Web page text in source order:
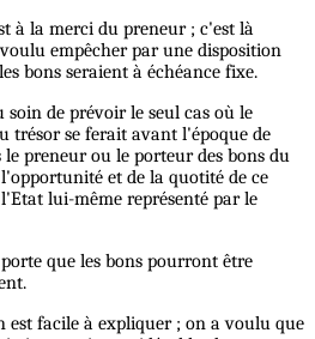
à la merci du preneur ; c'est là
empêcher par une disposition
bons seraient à échéance fixe.
soin de prévoir le seul cas où le
trésor se ferait avant l'époque de
le preneur ou le porteur des bons du
et de la quotité de ce
lui-même représenté par le
que les bons pourront être
est facile à expliquer ; on a voulu que